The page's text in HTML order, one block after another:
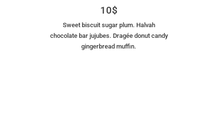
10$
Sweet biscuit sugar plum. Halvah
chocolate bar jujubes. Dragée donut candy
gingerbread muffin.